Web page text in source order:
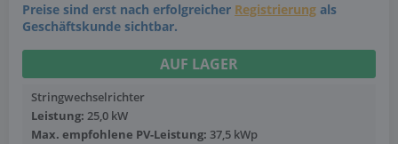
Preise sind erst nach erfolgreicher Registrierung als
Geschäftskunde sichtbar.
AUF LAGER
Stringwechselrichter
Leistung: 25,0 kW
Max. empfohlene PV-Leistung: 37,5 kWp